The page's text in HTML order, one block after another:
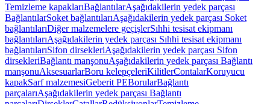
Temizleme kapaklarıBağlantılarAşağıdakilerin yedek parçası
BağlantılarSoket bağlantılarıAşağıdakilerin yedek parçası Soket
bağlantılarıDiğer malzemelere geçişlerSıhhi tesisat ekipmanı
bağlantılarıAşağıdakilerin yedek parçası Sıhhi tesisat ekipmanı
bağlantılarıSifon dirsekleriAşağıdakilerin yedek parçası Sifon
dirsekleriBağlantı manşonuAşağıdakilerin yedek parçası Bağlantı
manşonuAksesuarlarBoru kelepçeleriKilitlerContalarKoruyucu
kapakSarf malzemesiGeberit PEBorularBağlantı
parçalarıAşağıdakilerin yedek parçası Bağlantı